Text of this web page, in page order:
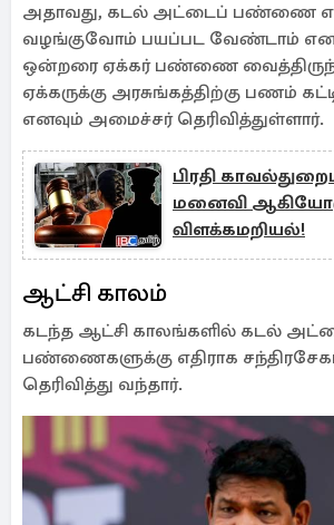
அதாவது, கடல் அட்டைப் பண்ணை
வழங்குவோம் பயப்பட வேண்டாம்
ஒன்றரை ஏக்கர் பண்ணை
ஏக்கருக்கு அரசுங்கத்திற்கு பணம்
எனவும் அமைச்சர் தெரிவித்துள்ளார்.
பிரதி
மனைவி
விளக்கமறியல்!
ஆட்சி காலம்
கடந்த ஆட்சி காலங்களில் கடல்
பண்ணைகளுக்கு எதிராக
தெரிவித்து வந்தார்.